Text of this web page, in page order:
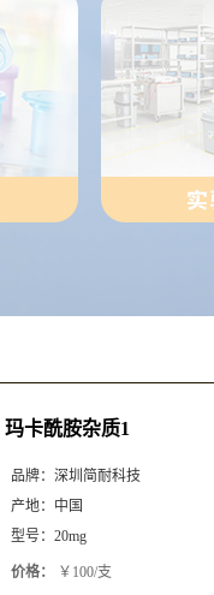
玛卡酰胺杂质1
品牌： 深圳简耐科技
产地： 中国
型号： 20mg
价格： ￥100/支